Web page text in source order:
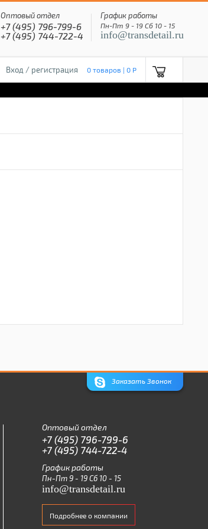
Оптовый отдел
+7 (495) 796-799-6
+7 (495) 744-722-4
График работы
Пн-Пт 9 - 19 Сб 10 - 15
info@transdetail.ru
Вход / регистрация 0 товаров | 0 P
Заказать Звонок
Оптовый отдел
+7 (495) 796-799-6
+7 (495) 744-722-4
График работы
Пн-Пт 9 - 19 Сб 10 - 15
info@transdetail.ru
Подробнее о компании